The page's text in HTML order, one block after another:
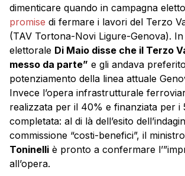
dimenticare quando in campagna
promise di fermare i lavori del Terzo
(TAV Tortona-Novi Ligure-Genova).
elettorale Di Maio disse che il Terzo
messo da parte” e gli andava
potenziamento della linea attuale
Invece l’opera infrastrutturale
realizzata per il 40% e finanziata per i
completata: al di là dell’esito
commissione “costi-benefici”, il ministro
Toninelli è pronto a confermare
all’opera.